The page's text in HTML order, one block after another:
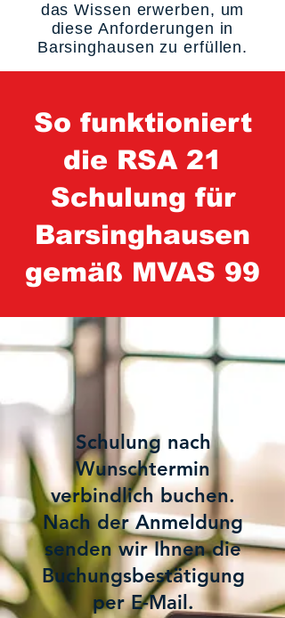
das Wissen erwerben, um
diese Anforderungen in
Barsinghausen zu erfüllen.
So funktioniert
die RSA 21
Schulung für
Barsinghausen
gemäß MVAS 99
Schulung nach
Wunschtermin
verbindlich buchen.
Nach der Anmeldung
senden wir Ihnen die
Buchungsbestätigung
per E-Mail.